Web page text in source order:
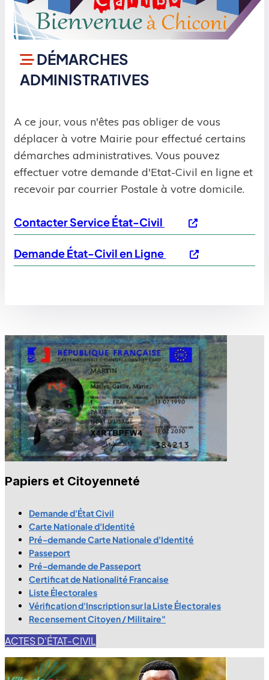
DÉMARCHES
ADMINISTRATIVES
A ce jour, vous n'êtes pas obliger de vous
déplacer à votre Mairie pour effectué certains
démarches administratives. Vous pouvez
effectuer votre demande d'Etat-Civil en ligne et
recevoir par courrier Postale à votre domicile.
Contacter Service État-Civil
Demande État-Civil en Ligne
Papiers et Citoyenneté
Demande d'État Civil
Carte Nationale d'Identité
Pré-demande Carte Nationale d'Identité
Passeport
Pré-demande de Passeport
Certificat de Nationalité Francaise
Liste Électorales
Vérification d'Inscription sur la Liste Électorales
Recensement Citoyen / Militaire"
ACTES D'ÉTAT-CIVIL